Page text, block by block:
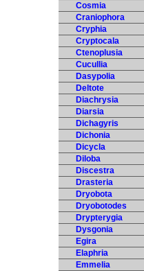
Cosmia
Craniophora
Cryphia
Cryptocala
Ctenoplusia
Cucullia
Dasypolia
Deltote
Diachrysia
Diarsia
Dichagyris
Dichonia
Dicycla
Diloba
Discestra
Drasteria
Dryobota
Dryobotodes
Drypterygia
Dysgonia
Egira
Elaphria
Emmelia